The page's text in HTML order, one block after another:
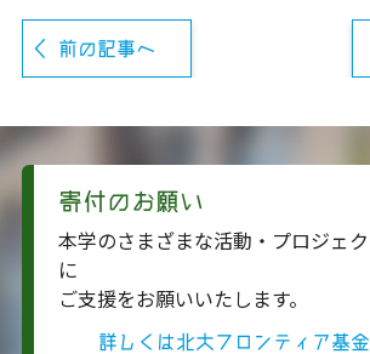
前の記事へ
寄付のお願い
本学のさまざまな活動・プロジェ
に
ご支援をお願いいたします。
詳しくは北大フロンティア基